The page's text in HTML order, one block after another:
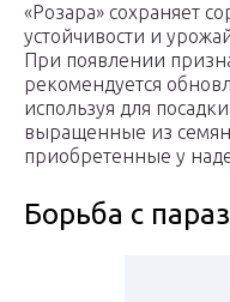
«Розара» сохраняет
устойчивости и
При появлении
рекомендуется
используя для
выращенные из семян
приобретенные у
Борьба с